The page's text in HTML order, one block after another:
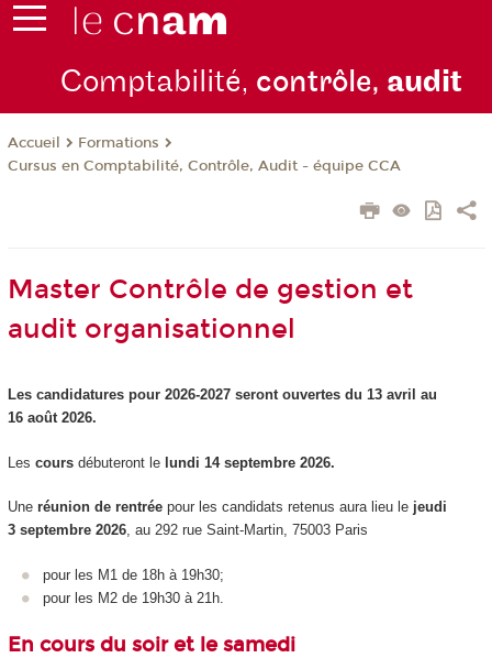
Comptabilité, contrôle, audit
Accueil
Formations
Cursus en Comptabilité, Contrôle, Audit - équipe CCA
Master Contrôle de gestion et
audit organisationnel
Les candidatures pour 2026-2027 seront ouvertes du 13 avril au
16 août 2026.
Les coursdébuteront le lundi 14 septembre 2026.
Une réunion de rentréepour les candidats retenus aura lieu le jeudi
3 septembre 2026, au 292 rue Saint-Martin, 75003 Paris
pour les M1 de 18h à 19h30;
pour les M2 de 19h30 à 21h.
En cours du soir et le samedi